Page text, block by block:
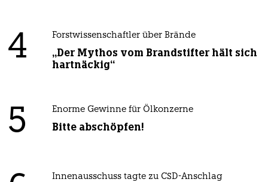
4 Forstwissenschaftler über Brände
„Der Mythos vom Brandstifter hält sich
hartnäckig“
5 Enorme Gewinne für Ölkonzerne
Bitte abschöpfen!
Innenausschuss tagte zu CSD-Anschlag